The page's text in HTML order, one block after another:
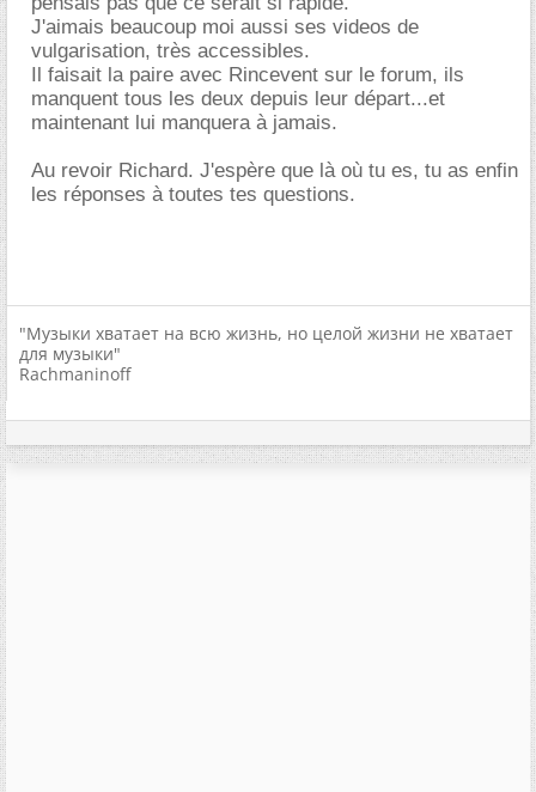
J'aimais beaucoup moi aussi ses videos de
vulgarisation, très accessibles.
Il faisait la paire avec Rincevent sur le forum, ils
manquent tous les deux depuis leur départ...et
maintenant lui manquera à jamais.
Au revoir Richard. J'espère que là où tu es, tu as enfin
les réponses à toutes tes questions.
"Музыки хватает на всю жизнь, но целой жизни не хватает
для музыки"
Rachmaninoff